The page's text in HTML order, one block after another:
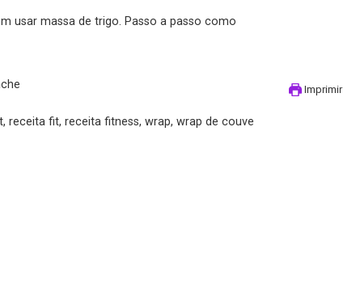
Imprimir
usar massa de trigo. Passo a passo como
receita fit, receita fitness, wrap, wrap de couve